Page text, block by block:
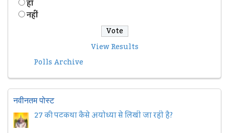
हॉं
नहीं
View Results
Polls Archive
नवीनतम पोस्ट
27 की पटकथा कैसे अयोध्या से लिखी जा रही है?